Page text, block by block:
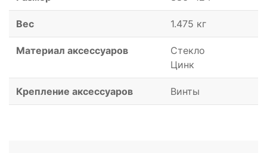
Вес 1.475 кг
Материал аксессуаров
Стекло
Цинк
Крепление аксессуаров Винты